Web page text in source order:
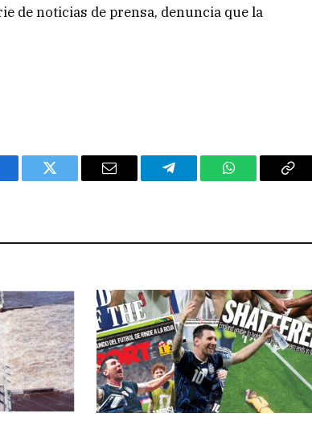
de noticias de prensa, denuncia que la
Twitter Email Telegram WhatsApp